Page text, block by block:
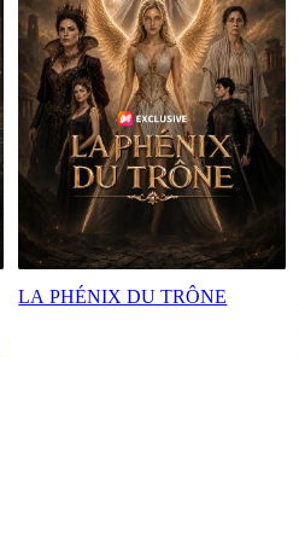
LA PHÉNIX DU TRÔNE